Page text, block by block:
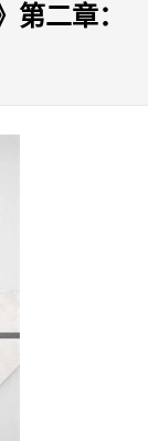
第二章：